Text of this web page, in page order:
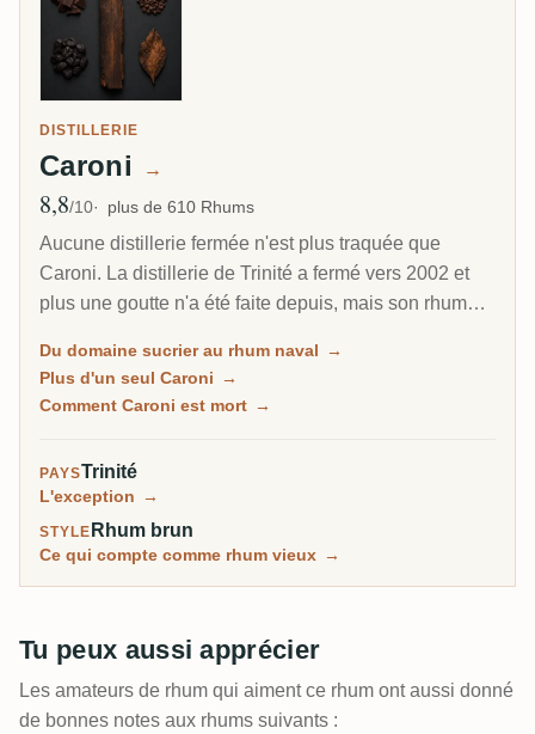
DISTILLERIE
Caroni →
Note moyenne
8,8/10 plus de 610 Rhums
Aucune distillerie fermée n'est plus traquée que
Caroni. La distillerie de Trinité a fermé vers 2002 et
plus une goutte n'a été faite depuis, mais son rhum
obsession de collectionneur, porté au monde par
Du domaine sucrier au rhum naval →
Plus d'un seul Caroni →
Comment Caroni est mort →
PAYSTrinité
L'exception →
STYLE Rhum brun
Ce qui compte comme rhum vieux →
Tu peux aussi apprécier
Les amateurs de rhum qui aiment ce rhum ont aussi donné
de bonnes notes aux rhums suivants :